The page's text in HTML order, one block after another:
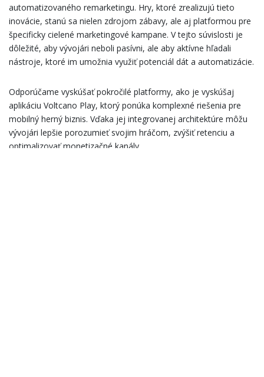
automatizovaného remarketingu. Hry, ktoré zrealizujú tieto
inovácie, stanú sa nielen zdrojom zábavy, ale aj platformou pre
špecificky cielené marketingové kampane. V tejto súvislosti je
dôležité, aby vývojári neboli pasívni, ale aby aktívne hľadali
nástroje, ktoré im umožnia využiť potenciál dát a automatizácie.
Odporúčame vyskúšať pokročilé platformy, ako je vyskúšaj
aplikáciu Voltcano Play, ktorý ponúka komplexné riešenia pre
mobilný herný biznis. Vďaka jej integrovanej architektúre môžu
vývojári lepšie porozumieť svojim hráčom, zvýšiť retenciu a
optimalizovať monetizačné kanály.